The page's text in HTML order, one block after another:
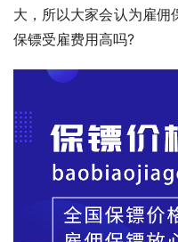
大，所以大家会认为雇佣
保镖受雇费用高吗?